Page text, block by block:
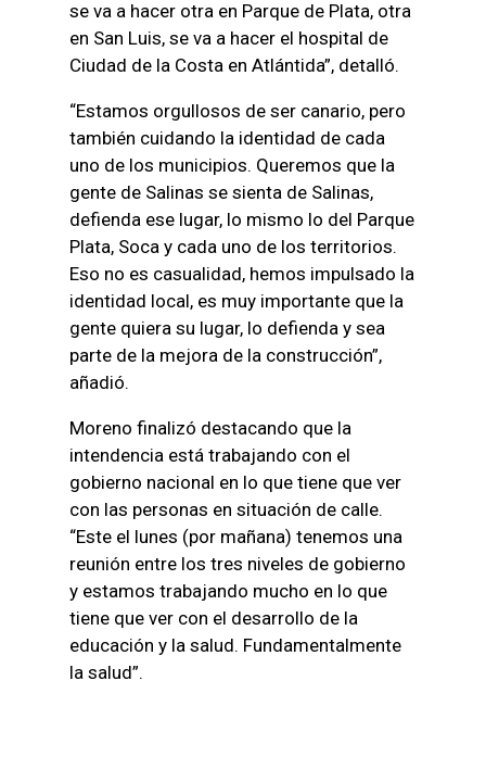
se va a hacer otra en Parque de Plata, otra
en San Luis, se va a hacer el hospital de
Ciudad de la Costa en Atlántida”, detalló.
“Estamos orgullosos de ser canario, pero
también cuidando la identidad de cada
uno de los municipios. Queremos que la
gente de Salinas se sienta de Salinas,
defienda ese lugar, lo mismo lo del Parque
Plata, Soca y cada uno de los territorios.
Eso no es casualidad, hemos impulsado la
identidad local, es muy importante que la
gente quiera su lugar, lo defienda y sea
parte de la mejora de la construcción”,
añadió.
Moreno finalizó destacando que la
intendencia está trabajando con el
gobierno nacional en lo que tiene que ver
con las personas en situación de calle.
“Este el lunes (por mañana) tenemos una
reunión entre los tres niveles de gobierno
y estamos trabajando mucho en lo que
tiene que ver con el desarrollo de la
educación y la salud. Fundamentalmente
la salud”.